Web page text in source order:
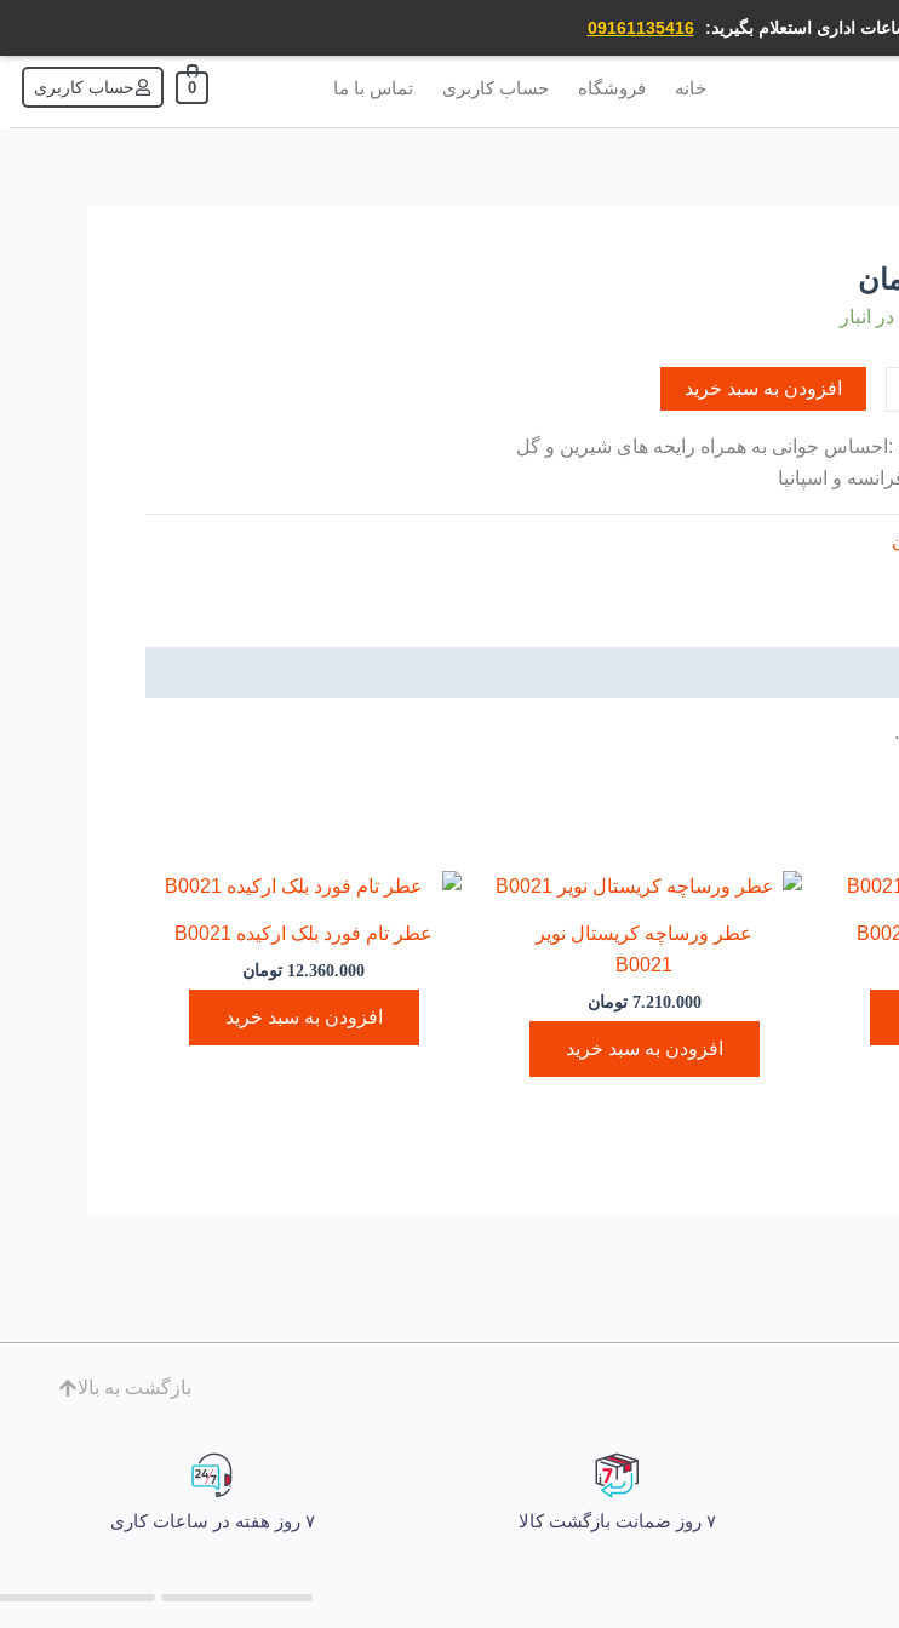
اداری استعلام بگیرید: 09161135416
خانه فروشگاه حساب کاربری تماس با ما 0 حساب کاربری
افزودن به سبد خرید
:احساس جوانی به همراه رایحه های شیرین و گل
و اسپانیا
عطر ورساچه کریستال نویر
B0021
7.210.000 تومان
افزودن به سبد خرید
عطر تام فورد بلک ارکیده B0021
12.360.000 تومان
افزودن به سبد خرید
بازگشت به بالا
۷ روز ضمانت بازگشت کالا ۷ روز هفته در ساعات کاری